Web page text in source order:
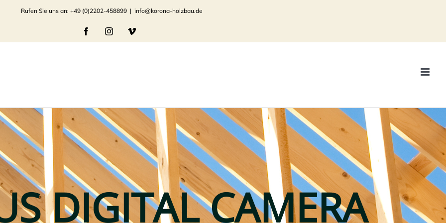
Rufen Sie uns an: +49 (0)2202-458899 | info@korona-holzbau.de
FacebookInstagramVimeo
DIGITAL CAMERA